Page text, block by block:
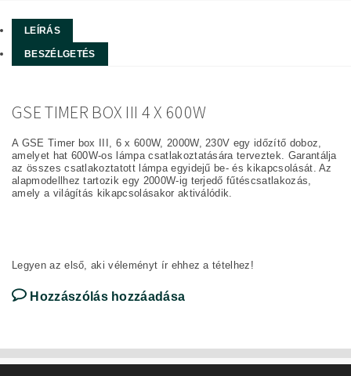
LEÍRÁS
BESZÉLGETÉS
GSE TIMER BOX III 4 X 600W
A GSE Timer box III, 6 x 600W, 2000W, 230V egy időzítő doboz,
amelyet hat 600W-os lámpa csatlakoztatására terveztek. Garantálja
az összes csatlakoztatott lámpa egyidejű be- és kikapcsolását. Az
alapmodellhez tartozik egy 2000W-ig terjedő fűtéscsatlakozás,
amely a világítás kikapcsolásakor aktiválódik.
Legyen az első, aki véleményt ír ehhez a tételhez!
Hozzászólás hozzáadása